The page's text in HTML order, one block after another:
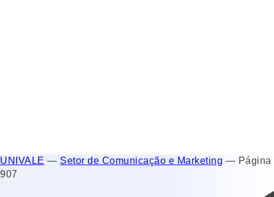
UNIVALE — Setor de Comunicação e Marketing — Página
907